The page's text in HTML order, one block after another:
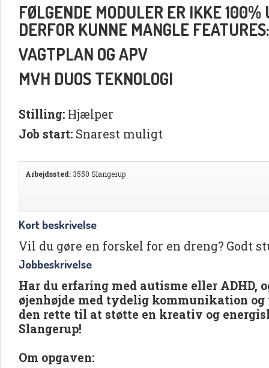
FØLGENDE MODULER ER IKKE 100%
DERFOR KUNNE MANGLE FEATURES:
VAGTPLAN OG APV
MVH DUOS TEKNOLOGI
Stilling: Hjælper
Job start: Snarest muligt
Arbejdssted: 3550 Slangerup
Kort beskrivelse
Vil du gøre en forskel for en dreng? Godt
Jobbeskrivelse
Har du erfaring med autisme eller ADHD,
øjenhøjde med tydelig kommunikation
den rette til at støtte en kreativ og
Slangerup!
Om opgaven: